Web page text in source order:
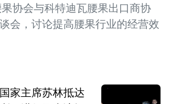
果协会与科特迪瓦腰果出口商协
会，讨论提高腰果行业的经营效
家主席苏林抵达